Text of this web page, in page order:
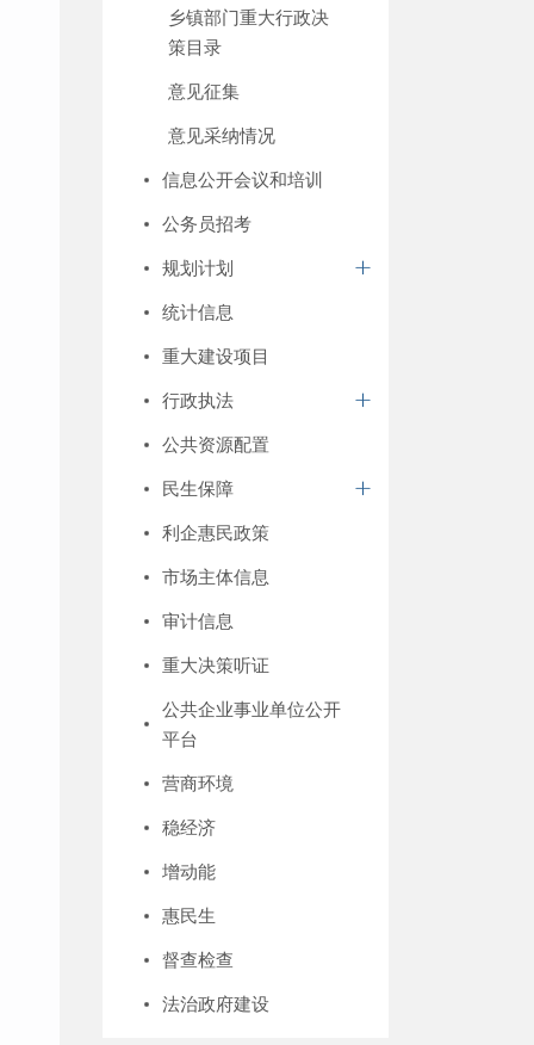
乡镇部门重大行政决
策目录
意见征集
意见采纳情况
信息公开会议和培训
公务员招考
规划计划
统计信息
重大建设项目
行政执法
公共资源配置
民生保障
利企惠民政策
市场主体信息
审计信息
重大决策听证
公共企业事业单位公开
平台
营商环境
稳经济
增动能
惠民生
督查检查
法治政府建设